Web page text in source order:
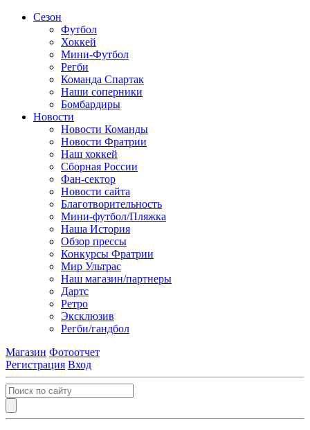
Сезон
Футбол
Хоккей
Мини-Футбол
Регби
Команда Спартак
Наши соперники
Бомбардиры
Новости
Новости Команды
Новости Фратрии
Наш хоккей
Сборная России
Фан-cектор
Новости сайта
Благотворительность
Мини-футбол/Пляжка
Наша История
Обзор прессы
Конкурсы Фратрии
Мир Ультрас
Наш магазин/партнеры
Дартс
Ретро
Эксклюзив
Регби/гандбол
Магазин Фотоотчет
Регистрация Вход